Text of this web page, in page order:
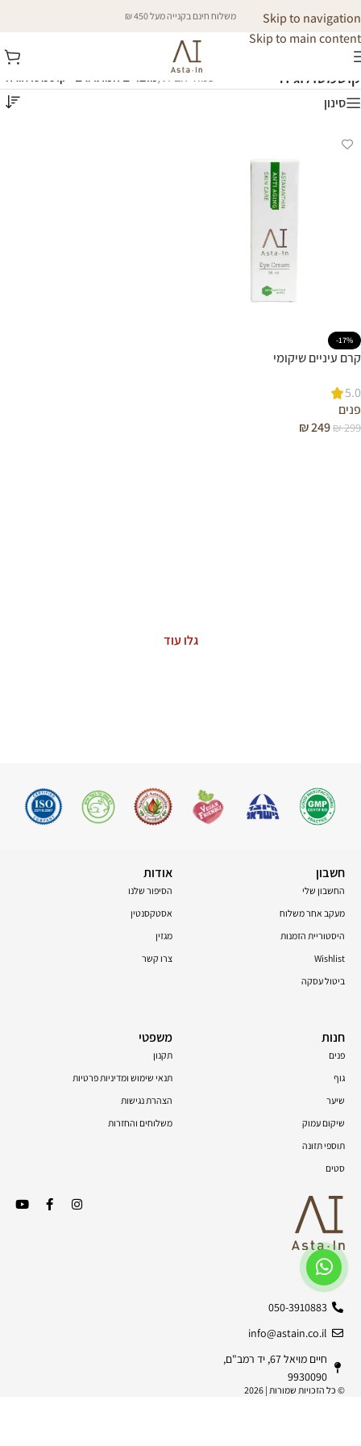
Skip to navigation
Skip to main content
משלוח חינם בקנייה מעל 450 ₪
קוסמטולוגיה עמוד הבית/מוצרים המתויגים “קוסמטולוגיה”
סינון
-17%
קרם עיניים שיקומי
5.0
פנים
₪299
₪249
גלו עוד
050-3910883
info@astain.co.il
חיים מויאל 67, יד רמב"ם,
9930090
© כל הזכויות שמורות | 2026
חשבון
החשבון שלי
מעקב אחר משלוח
היסטוריית הזמנות
Wishlist
ביטול עסקה
אודות
הסיפור שלנו
אסטקסנטין
מגזין
צרו קשר
חנות
פנים
גוף
שיער
שיקום עמוק
תוספי תזונה
סטים
משפטי
תקנון
תנאי שימוש ומדיניות פרטיות
הצהרת נגישות
משלוחים והחזרות